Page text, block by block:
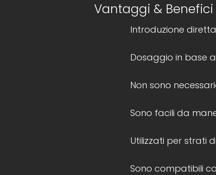
Vantaggi & Benefici
Introduzione
Dosaggio in base
Non sono
Sono facili da
Utilizzati per strati
Sono compatibili